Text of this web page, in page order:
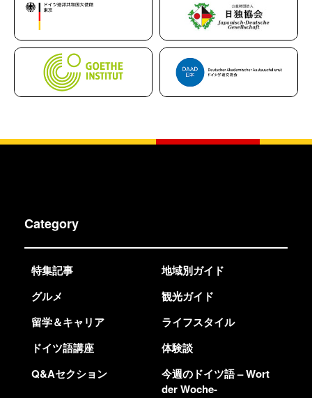
Category
特集記事
地域別ガイド
グルメ
観光ガイド
留学＆キャリア
ライフスタイル
ドイツ語講座
体験談
Q&Aセクション
今週のドイツ語 – Wort
der Woche-